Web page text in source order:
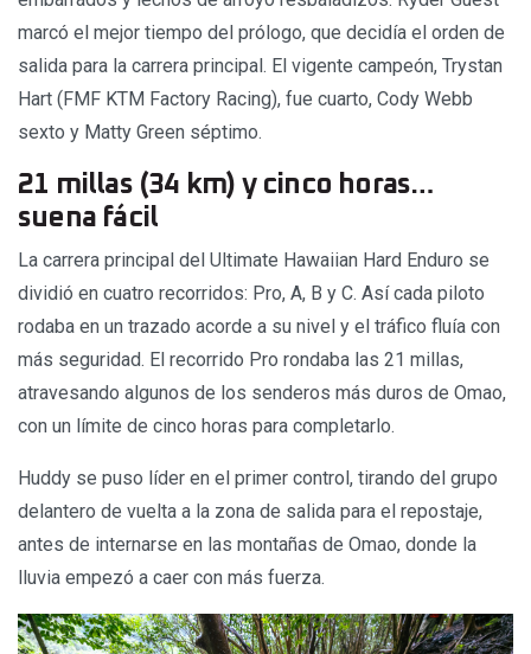
marcó el mejor tiempo del prólogo, que decidía el orden de
salida para la carrera principal. El vigente campeón, Trystan
Hart (FMF KTM Factory Racing), fue cuarto, Cody Webb
sexto y Matty Green séptimo.
21 millas (34 km) y cinco horas…
suena fácil
La carrera principal del Ultimate Hawaiian Hard Enduro se
dividió en cuatro recorridos: Pro, A, B y C. Así cada piloto
rodaba en un trazado acorde a su nivel y el tráfico fluía con
más seguridad. El recorrido Pro rondaba las 21 millas,
atravesando algunos de los senderos más duros de Omao,
con un límite de cinco horas para completarlo.
Huddy se puso líder en el primer control, tirando del grupo
delantero de vuelta a la zona de salida para el repostaje,
antes de internarse en las montañas de Omao, donde la
lluvia empezó a caer con más fuerza.